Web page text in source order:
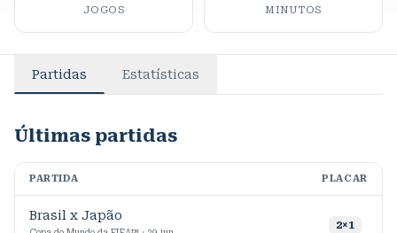
JOGOS MINUTOS
Partidas Estatísticas
Últimas partidas
PARTIDA PLACAR
Brasil x Japão
2×1